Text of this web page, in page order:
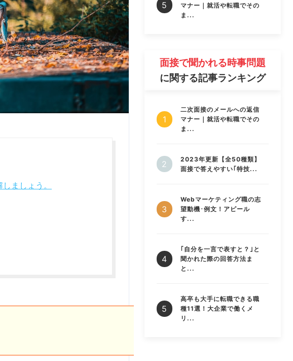
ましょう。
マナー｜就活や転職でその
ま...
面接で聞かれる時事問題
に関する記事ランキング
二次面接のメールへの返信
マナー｜就活や転職でその
ま...
2023年更新【全50種類】
面接で答えやすい｢特技...
Webマーケティング職の志
望動機･例文！アピール
す...
｢自分を一言で表すと？｣と
聞かれた際の回答方法ま
と...
高卒も大手に転職できる職
種11選！大企業で働くメ
リ...